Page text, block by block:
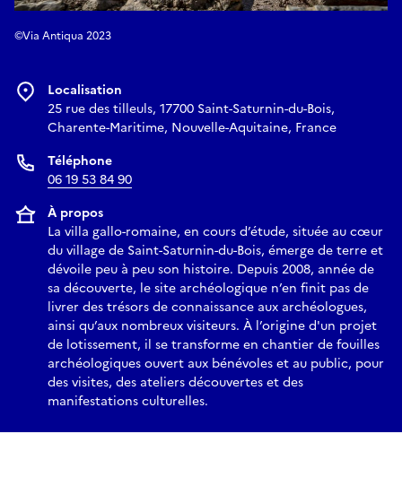
©Via Antiqua 2023
Localisation
25 rue des tilleuls, 17700 Saint-Saturnin-du-Bois,
Charente-Maritime, Nouvelle-Aquitaine, France
Téléphone
06 19 53 84 90
À propos
La villa gallo-romaine, en cours d’étude, située au cœur
du village de Saint-Saturnin-du-Bois, émerge de terre et
dévoile peu à peu son histoire. Depuis 2008, année de
sa découverte, le site archéologique n’en finit pas de
livrer des trésors de connaissance aux archéologues,
ainsi qu’aux nombreux visiteurs. À l’origine d'un projet
de lotissement, il se transforme en chantier de fouilles
archéologiques ouvert aux bénévoles et au public, pour
des visites, des ateliers découvertes et des
manifestations culturelles.